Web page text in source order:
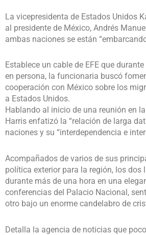
La vicepresidenta de Estados Unidos
al presidente de México, Andrés
ambas naciones se están
Establece un cable de EFE que
en persona, la funcionaria buscó
cooperación con México sobre los
a Estados Unidos.
Hablando al inicio de una reunión en
Harris enfatizó la “relación de larga
naciones y su “interdependencia e
Acompañados de varios de sus
política exterior para la región, los dos
durante más de una hora en una
conferencias del Palacio Nacional,
otro bajo un enorme candelabro de
Detalla la agencia de noticias que